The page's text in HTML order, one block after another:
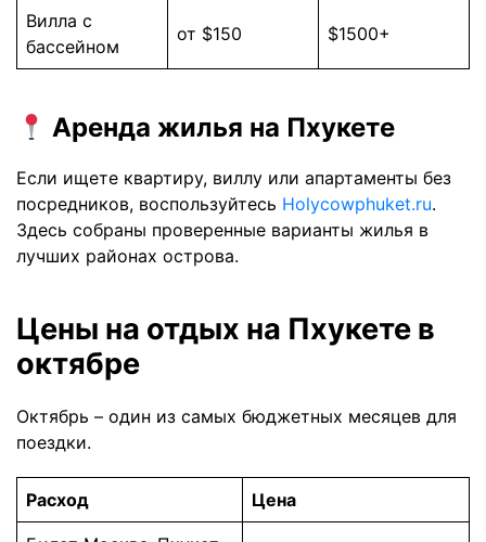
Вилла с
бассейном
от $150 $1500+
Аренда жилья на Пхукете
Если ищете квартиру, виллу или апартаменты без
посредников, воспользуйтесь Holycowphuket.ru.
Здесь собраны проверенные варианты жилья в
лучших районах острова.
Цены на отдых на Пхукете в
октябре
Октябрь – один из самых бюджетных месяцев для
поездки.
Расход Цена